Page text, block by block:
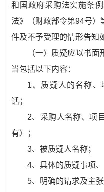
和国政府采购法实施条
法》（财政部令第94号）
件及不予受理的情形告知
（一）质疑应以书
当包括以下内容：
1、质疑人的名称
话；
2、采购人名称、项
有）；
3、被质疑人名称；
4、具体的质疑事项
5、明确的请求及主张